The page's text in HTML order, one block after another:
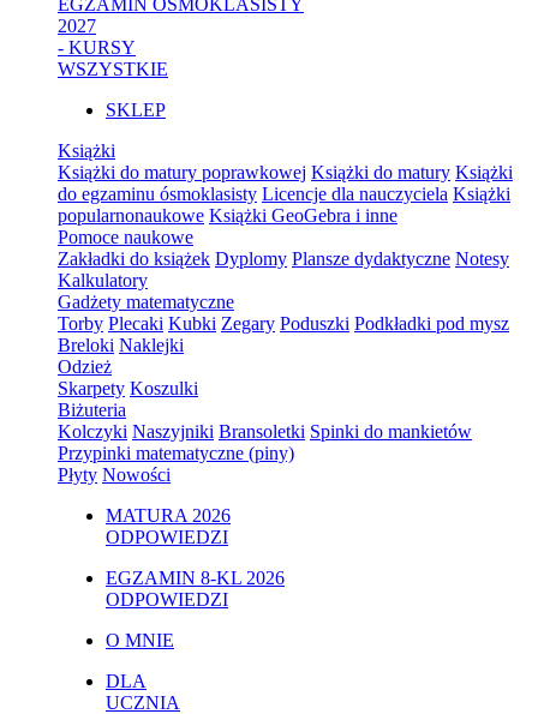
EGZAMIN ÓSMOKLASISTY
2027
- KURSY
WSZYSTKIE
SKLEP
Książki
Książki do matury poprawkowej Książki do matury Książki
do egzaminu ósmoklasisty Licencje dla nauczyciela Książki
popularnonaukowe Książki GeoGebra i inne
Pomoce naukowe
Zakładki do książek Dyplomy Plansze dydaktyczne Notesy
Kalkulatory
Gadżety matematyczne
Torby Plecaki Kubki Zegary Poduszki Podkładki pod mysz
Breloki Naklejki
Odzież
Skarpety Koszulki
Biżuteria
Kolczyki Naszyjniki Bransoletki Spinki do mankietów
Przypinki matematyczne (piny)
Płyty Nowości
MATURA 2026
ODPOWIEDZI
EGZAMIN 8-KL 2026
ODPOWIEDZI
O MNIE
DLA
UCZNIA